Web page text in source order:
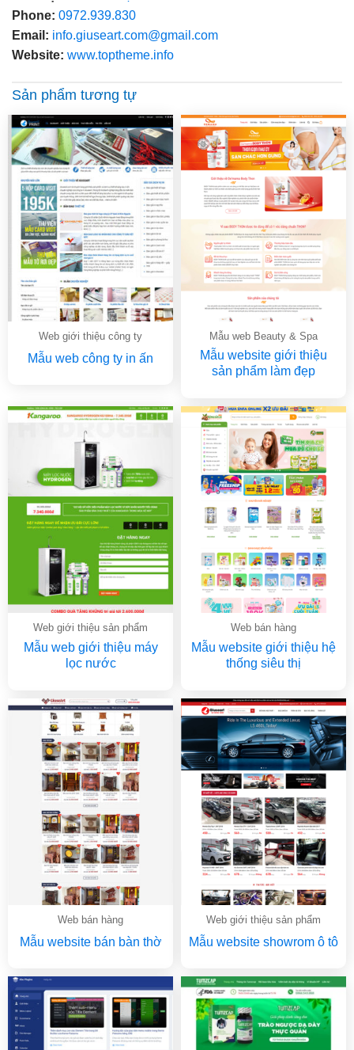
Phone: 0972.939.830
Email: info.giuseart.com@gmail.com
Website: www.toptheme.info
Sản phẩm tương tự
Web giới thiệu công ty
Mẫu web công ty in ấn
Mẫu web Beauty & Spa
Mẫu website giới thiệu
sản phẩm làm đẹp
Web giới thiệu sản phẩm
Mẫu web giới thiệu máy
lọc nước
Web bán hàng
Mẫu website giới thiệu hệ
thống siêu thị
Web bán hàng
Mẫu website bán bàn thờ
Web giới thiệu sản phẩm
Mẫu website showrom ô tô